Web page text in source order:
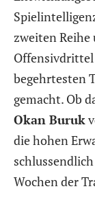
zweiten Reihe
begehrtesten
gemacht. Ob
Okan Buruk
die hohen
Wochen der